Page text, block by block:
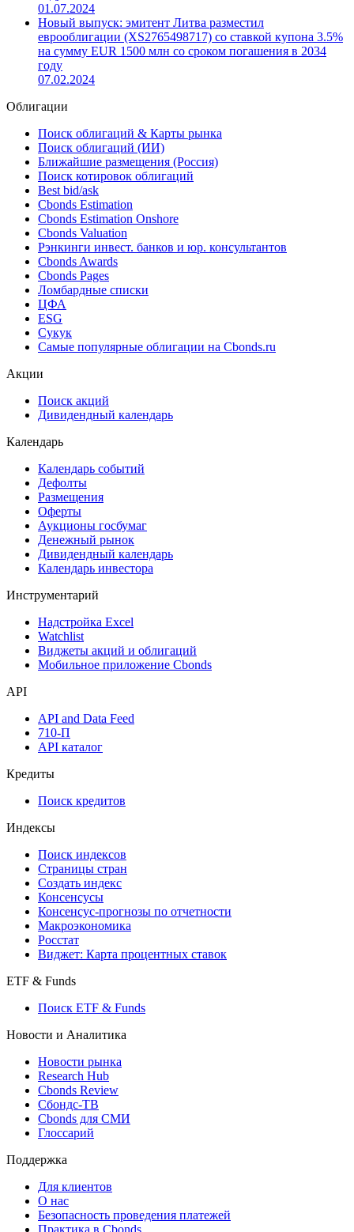
01.07.2024
Новый выпуск: эмитент Литва разместил
еврооблигации (XS2765498717) со ставкой купона 3.5%
на сумму EUR 1500 млн со сроком погашения в 2034
году
07.02.2024
Облигации
Поиск облигаций & Карты рынка
Поиск облигаций (ИИ)
Ближайшие размещения (Россия)
Поиск котировок облигаций
Best bid/ask
Cbonds Estimation
Cbonds Estimation Onshore
Cbonds Valuation
Рэнкинги инвест. банков и юр. консультантов
Cbonds Awards
Cbonds Pages
Ломбардные списки
ЦФА
ESG
Сукук
Самые популярные облигации на Cbonds.ru
Акции
Поиск акций
Дивидендный календарь
Календарь
Календарь событий
Дефолты
Размещения
Оферты
Аукционы госбумаг
Денежный рынок
Дивидендный календарь
Календарь инвестора
Инструментарий
Надстройка Excel
Watchlist
Виджеты акций и облигаций
Мобильное приложение Cbonds
API
API and Data Feed
710-П
API каталог
Кредиты
Поиск кредитов
Индексы
Поиск индексов
Страницы стран
Создать индекс
Консенсусы
Консенсус-прогнозы по отчетности
Макроэкономика
Росстат
Виджет: Карта процентных ставок
ETF & Funds
Поиск ETF & Funds
Новости и Аналитика
Новости рынка
Research Hub
Cbonds Review
Сбондс-ТВ
Cbonds для СМИ
Глоссарий
Поддержка
Для клиентов
О нас
Безопасность проведения платежей